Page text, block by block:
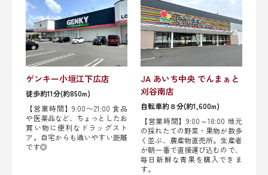
ゲンキー小垣江下広店
徒歩約11分(約850m)
【営業時間】9:00〜21:00 食品
や医薬品など、ちょっとしたお
買い物に便利なドラッグスト
ア。自宅からも通いやすい距離
です◎
JA あいち中央 でんまぁと
刈谷南店
自転車約８分(約1,600m)
【営業時間】9:00～18:00 地元
の採れたての野菜・果物が数多
く並ぶ、農産物直売所。生産者
が朝一番で直接運び込むので、
毎日新鮮な青果を購入できま
す。